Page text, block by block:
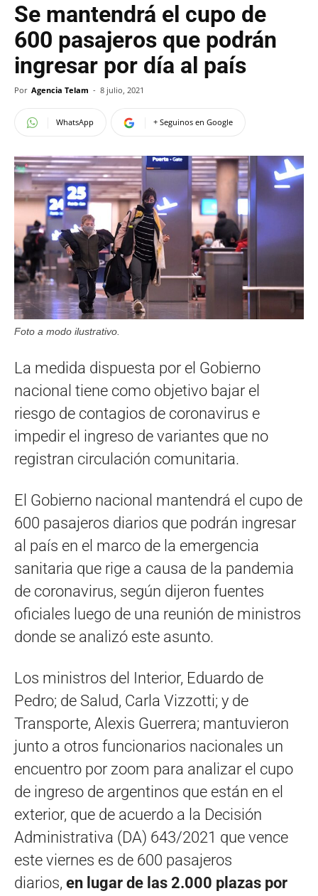
Se mantendrá el cupo de
600 pasajeros que podrán
ingresar por día al país
Por Agencia Telam - 8 julio, 2021
WhatsApp + Seguinos en Google
Foto a modo ilustrativo.
La medida dispuesta por el Gobierno
nacional tiene como objetivo bajar el
riesgo de contagios de coronavirus e
impedir el ingreso de variantes que no
registran circulación comunitaria.
El Gobierno nacional mantendrá el cupo de
600 pasajeros diarios que podrán ingresar
al país en el marco de la emergencia
sanitaria que rige a causa de la pandemia
de coronavirus, según dijeron fuentes
oficiales luego de una reunión de ministros
donde se analizó este asunto.
Los ministros del Interior, Eduardo de
Pedro; de Salud, Carla Vizzotti; y de
Transporte, Alexis Guerrera; mantuvieron
junto a otros funcionarios nacionales un
encuentro por zoom para analizar el cupo
de ingreso de argentinos que están en el
exterior, que de acuerdo a la Decisión
Administrativa (DA) 643/2021 que vence
este viernes es de 600 pasajeros
diarios, en lugar de las 2.000 plazas por